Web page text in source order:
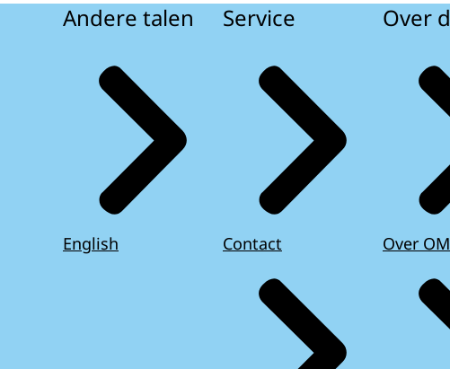
Andere talen
English
Service
Contact
Over
Over